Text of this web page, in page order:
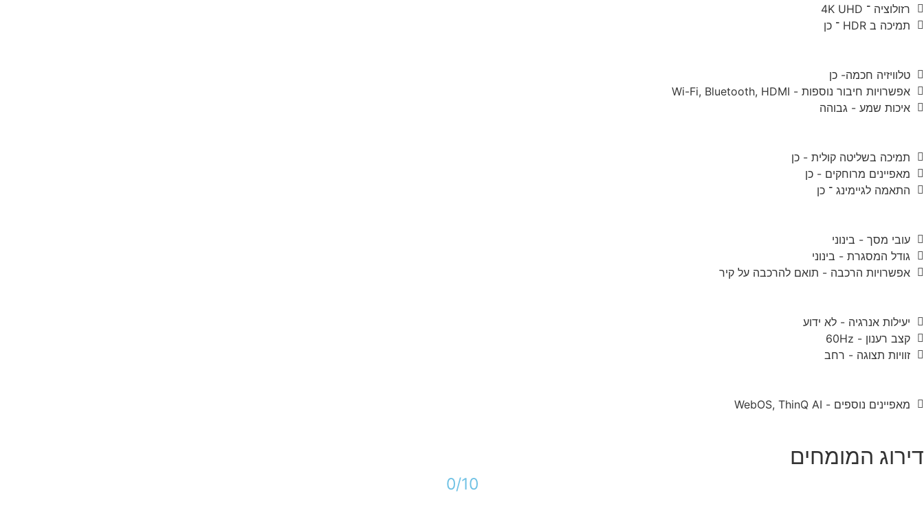
רזולוציה ־ 4K UHD
תמיכה ב HDR ־ כן
טלוויזיה חכמה- כן
אפשרויות חיבור נוספות - Wi-Fi, Bluetooth, HDMI
איכות שמע - גבוהה
תמיכה בשליטה קולית - כן
מאפיינים מרוחקים - כן
התאמה לגיימינג ־ כן
עובי מסך - בינוני
גודל המסגרת - בינוני
אפשרויות הרכבה - תואם להרכבה על קיר
יעילות אנרגיה - לא ידוע
קצב רענון - 60Hz
זוויות תצוגה - רחב
מאפיינים נוספים - WebOS, ThinQ AI
דירוג המומחים
10/
0